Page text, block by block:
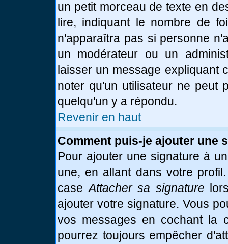
un petit morceau de texte en
lire, indiquant le nombre de
n'apparaîtra pas si personne
un modérateur ou un
laisser un message expliquant
noter qu'un utilisateur ne peut
quelqu'un y a répondu.
Revenir en haut
Comment puis-je ajouter une
Pour ajouter une signature à
une, en allant dans votre
caseAttacher sa signature
ajouter votre signature. Vous
vos messages en cochant la
pourrez toujours empêcher